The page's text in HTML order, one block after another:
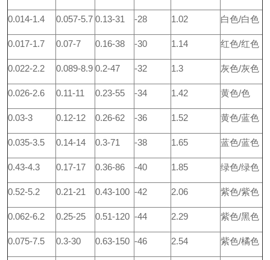
0.014-1.4 0.057-5.7 0.13-31 -28 1.02 白色/白色
0.017-1.7 0.07-7 0.16-38 -30 1.14 红色/红色
0.022-2.2 0.089-8.9 0.2-47 -32 1.3 灰色/灰色
0.026-2.6 0.11-11 0.23-55 -34 1.42 黄色/色
0.03-3 0.12-12 0.26-62 -36 1.52 黄色/蓝色
0.035-3.5 0.14-14 0.3-71 -38 1.65 蓝色/蓝色
0.43-4.3 0.17-17 0.36-86 -40 1.85 绿色/绿色
0.52-5.2 0.21-21 0.43-100 -42 2.06 紫色/紫色
0.062-6.2 0.25-25 0.51-120 -44 2.29 紫色/黑色
0.075-7.5 0.3-30 0.63-150 -46 2.54 紫色/橘色